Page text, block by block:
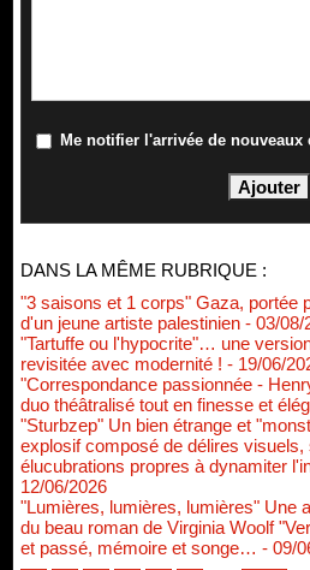
Me notifier l'arrivée de nouveaux
DANS LA MÊME RUBRIQUE :
"3 saisons et 1 corps" Gaza, portée
d'un jeune artiste palestinien - 03/08/
"Tartuffe ou l'hypocrite"… une
revisitée avec modernité ! - 19/06/
"Correspondance passionnée -
duo théâtralisé tout en finesse et
"Sturbzep" Un bien étrange et
explosif composé de délires visuels,
élucubrations propres à dynamiter
12/06/2026
"Lumières, lumières, lumières" Une
du beau roman de Virginia Woolf
et passé, mémoire et songe… - 09/